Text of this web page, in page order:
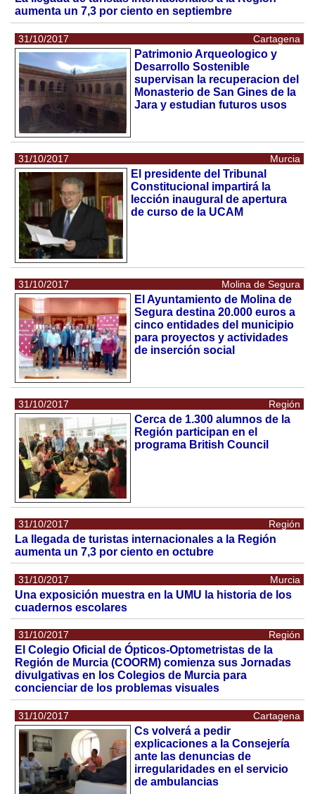
aumenta un 7,3 por ciento en septiembre
31/10/2017 Cartagena
Patrimonio Arqueologico y
Desarrollo Sostenible
supervisan la recuperacion del
Monasterio de San Gines de la
Jara y estudian futuros usos
31/10/2017 Murcia
El presidente del Tribunal
Constitucional impartirá la
lección inaugural de apertura
de curso de la UCAM
31/10/2017 Molina de Segura
El Ayuntamiento de Molina de
Segura destina 20.000 euros a
cinco entidades del municipio
para proyectos y actividades
de inserción social
31/10/2017 Región
Cerca de 1.300 alumnos de la
Región participan en el
programa British Council
31/10/2017 Región
La llegada de turistas internacionales a la Región
aumenta un 7,3 por ciento en octubre
31/10/2017 Murcia
Una exposición muestra en la UMU la historia de los
cuadernos escolares
31/10/2017 Región
El Colegio Oficial de Ópticos-Optometristas de la
Región de Murcia (COORM) comienza sus Jornadas
divulgativas en los Colegios de Murcia para
concienciar de los problemas visuales
31/10/2017 Cartagena
Cs volverá a pedir
explicaciones a la Consejería
ante las denuncias de
irregularidades en el servicio
de ambulancias